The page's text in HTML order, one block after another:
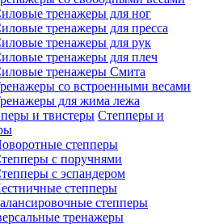
тренажеры для ног
тренажеры для пресса
тренажеры для рук
тренажеры для плеч
тренажеры Смита
со встроенными весами
для жима лежа
Степперы и
степперы
с поручнями
с эспандером
степперы
степперы